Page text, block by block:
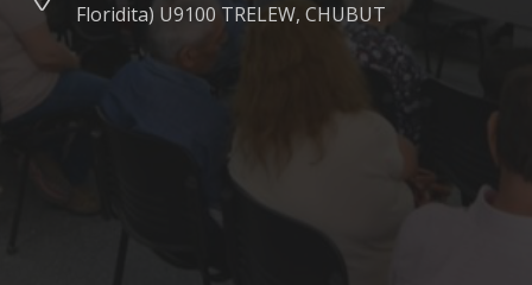
Floridita) U9100 TRELEW, CHUBUT